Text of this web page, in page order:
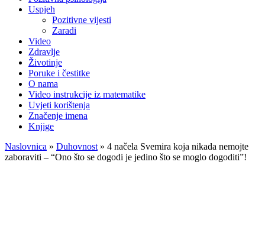
Uspjeh
Pozitivne vijesti
Zaradi
Video
Zdravlje
Životinje
Poruke i čestitke
O nama
Video instrukcije iz matematike
Uvjeti korištenja
Značenje imena
Knjige
Naslovnica » Duhovnost » 4 načela Svemira koja nikada nemojte
zaboraviti – “Ono što se dogodi je jedino što se moglo dogoditi”!